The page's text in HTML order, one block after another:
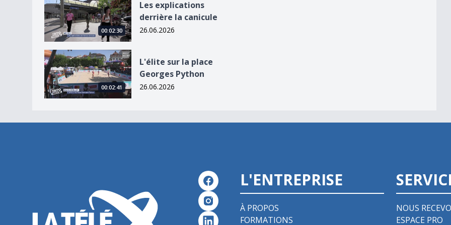
00:02:30
Les explications
derrière la canicule
26.06.2026
L&#039;élite sur la place Georges Python
00:02:41
L'élite sur la place
Georges Python
26.06.2026
L'ENTREPRISE
À PROPOS
FORMATIONS
NOUS
ESPACE PRO